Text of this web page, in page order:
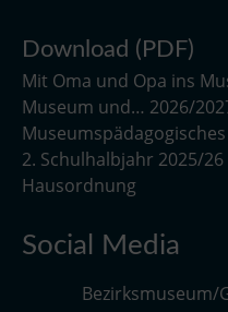
Download (PDF)
Mit Oma und Opa ins
Museum und… 2026/
2. Schulhalbjahr 2025/26
Hausordnung
Social Media
Bezirksmuseum/